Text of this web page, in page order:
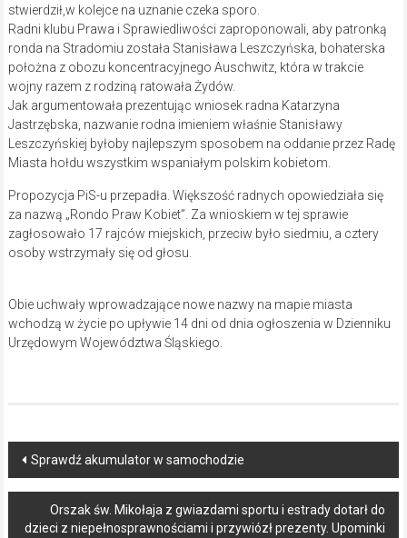
stwierdził,w kolejce na uznanie czeka sporo.
Radni klubu Prawa i Sprawiedliwości zaproponowali, aby patronką
ronda na Stradomiu została Stanisława Leszczyńska, bohaterska
położna z obozu koncentracyjnego Auschwitz, która w trakcie
wojny razem z rodziną ratowała Żydów.
Jak argumentowała prezentując wniosek radna Katarzyna
Jastrzębska, nazwanie rodna imieniem właśnie Stanisławy
Leszczyńskiej byłoby najlepszym sposobem na oddanie przez Radę
Miasta hołdu wszystkim wspaniałym polskim kobietom.
Propozycja PiS-u przepadła. Większość radnych opowiedziała się
za nazwą „Rondo Praw Kobiet”. Za wnioskiem w tej sprawie
zagłosowało 17 rajców miejskich, przeciw było siedmiu, a cztery
osoby wstrzymały się od głosu.
Obie uchwały wprowadzające nowe nazwy na mapie miasta
wchodzą w życie po upływie 14 dni od dnia ogłoszenia w Dzienniku
Urzędowym Województwa Śląskiego.
Post
navigation
Sprawdź akumulator w samochodzie
Orszak św. Mikołaja z gwiazdami sportu i estrady dotarł do
dzieci z niepełnosprawnościami i przywiózł prezenty. Upominki